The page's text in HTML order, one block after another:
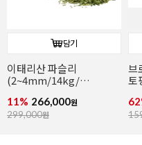
담기
이태리산 파슬리
(2~4mm/14kg/
파슬리후레이크)
11% 266,000원
299,000원
브
토